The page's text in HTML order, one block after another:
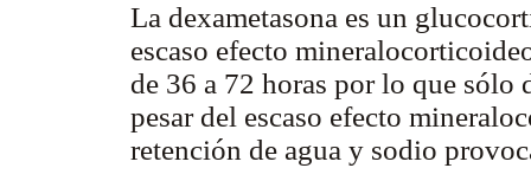
La dexametasona es un
escaso efecto
de 36 a 72 horas por lo que sólo
pesar del escaso efecto
retención de agua y sodio